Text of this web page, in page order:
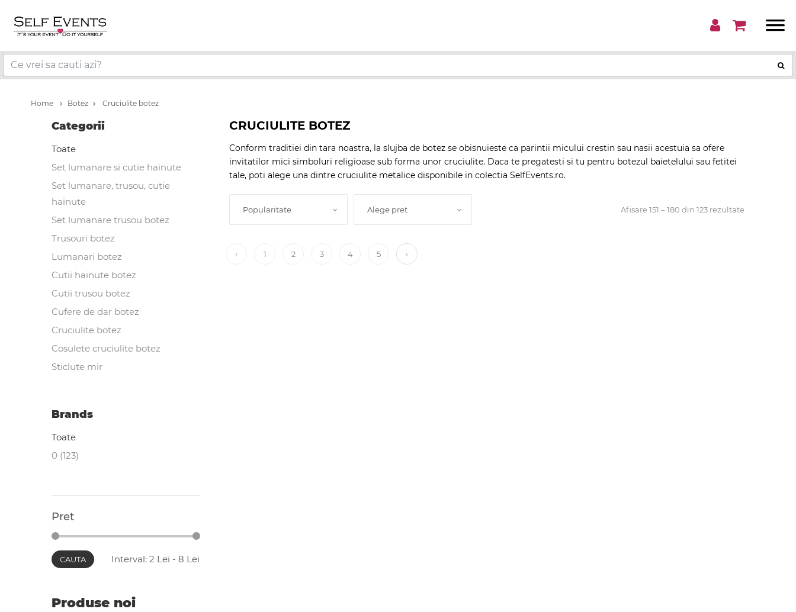
Home Botez Cruciulite botez
Categorii
Toate
Set lumanare si cutie hainute
Set lumanare, trusou, cutie
hainute
Set lumanare trusou botez
Trusouri botez
Lumanari botez
Cutii hainute botez
Cutii trusou botez
Cufere de dar botez
Cruciulite botez
Cosulete cruciulite botez
Sticlute mir
Brands
Toate
0 (123)
Pret
CAUTA Interval: 2 Lei - 8 Lei
Produse noi
CRUCIULITE BOTEZ
Conform traditiei din tara noastra, la slujba de botez se obisnuieste ca parintii micului crestin sau nasii acestuia sa ofere
invitatilor mici simboluri religioase sub forma unor cruciulite. Daca te pregatesti si tu pentru botezul baietelului sau fetitei
tale, poti alege una dintre cruciulite metalice disponibile in colectia SelfEvents.ro.
Popularitate Alege pret Afisare 151 – 180 din 123 rezultate
‹ 1 2 3 4 5 ›